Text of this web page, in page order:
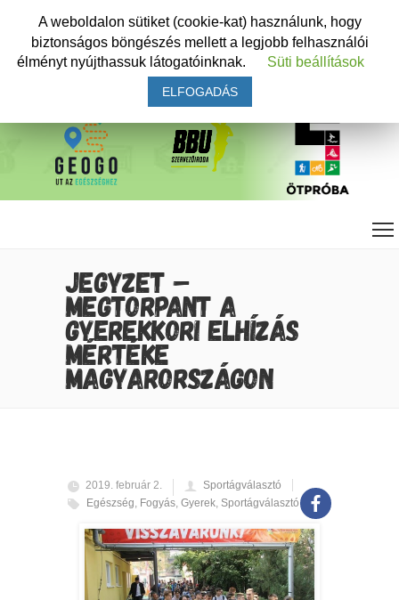
JEGYZET –
MEGTORPANT A
GYEREKKORI ELHÍZÁS
MÉRTÉKE
MAGYARORSZÁGON
2019. február 2.
Sportágválasztó
Egészség, Fogyás, Gyerek, Sportágválasztó
A weboldalon sütiket (cookie-kat) használunk, hogy
biztonságos böngészés mellett a legjobb felhasználói
élményt nyújthassuk látogatóinknak.
Süti beállítások
ELFOGADÁS